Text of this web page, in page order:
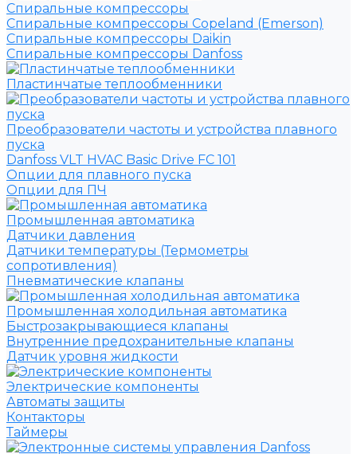
Спиральные компрессоры
Спиральные компрессоры Copeland (Emerson)
Спиральные компрессоры Daikin
Спиральные компрессоры Danfoss
Пластинчатые теплообменники
Преобразователи частоты и устройства плавного
пуска
Danfoss VLT HVAC Basic Drive FC 101
Опции для плавного пуска
Опции для ПЧ
Промышленная автоматика
Датчики давления
Датчики температуры (Термометры
сопротивления)
Пневматические клапаны
Промышленная холодильная автоматика
Быстрозакрывающиеся клапаны
Внутренние предохранительные клапаны
Датчик уровня жидкости
Электрические компоненты
Автоматы защиты
Контакторы
Таймеры